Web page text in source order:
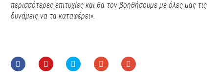
περισσότερες επιτυχίες και θα τον βοηθήσουμε με όλες μας τις
δυνάμεις να τα καταφέρει».